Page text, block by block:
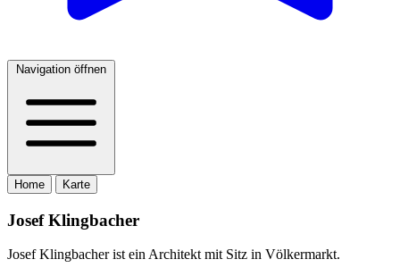
Navigation öffnen
Home Karte
Josef Klingbacher
Josef Klingbacher ist ein Architekt mit Sitz in Völkermarkt.